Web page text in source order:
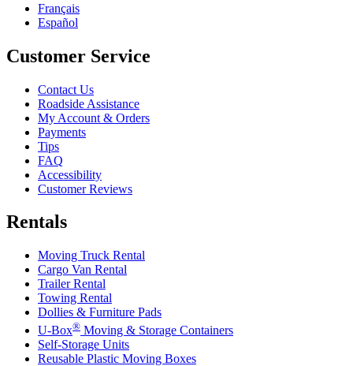
Français
Español
Customer Service
Contact Us
Roadside Assistance
My Account & Orders
Payments
Tips
FAQ
Accessibility
Customer Reviews
Rentals
Moving Truck Rental
Cargo Van Rental
Trailer Rental
Towing Rental
Dollies & Furniture Pads
U-Box® Moving & Storage Containers
Self-Storage Units
Reusable Plastic Moving Boxes